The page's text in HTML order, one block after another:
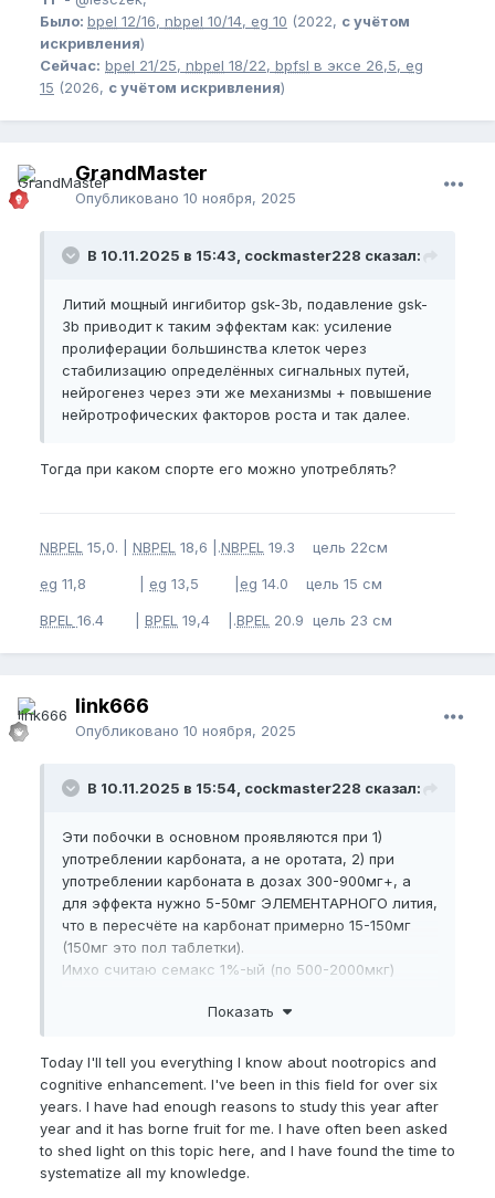
Было: bpel 12/16, nbpel 10/14, eg 10 (2022, с учётом
искривления)
Сейчас: bpel 21/25, nbpel 18/22, bpfsl в эксе 26,5, eg
15 (2026, с учётом искривления)
GrandMaster
Опубликовано 10 ноября, 2025
В 10.11.2025 в 15:43, cockmaster228 сказал:
Литий мощный ингибитор gsk-3b, подавление gsk-
3b приводит к таким эффектам как: усиление
пролиферации большинства клеток через
стабилизацию определённых сигнальных путей,
нейрогенез через эти же механизмы + повышение
нейротрофических факторов роста и так далее.
Тогда при каком спорте его можно употреблять?
NBPEL 15,0. | NBPEL 18,6 |.NBPEL 19.3 цель 22см
eg 11,8 | eg 13,5 | eg 14.0 цель 15 см
BPEL 16.4 | BPEL 19,4 |.BPEL 20.9 цель 23 см
link666
Опубликовано 10 ноября, 2025
В 10.11.2025 в 15:54, cockmaster228 сказал:
Эти побочки в основном проявляются при 1)
употреблении карбоната, а не оротата, 2) при
употреблении карбоната в дозах 300-900мг+, а
для эффекта нужно 5-50мг ЭЛЕМЕНТАРНОГО лития,
что в пересчёте на карбонат примерно 15-150мг
(150мг это пол таблетки).
Имхо считаю семакс 1%-ый (по 500-2000мкг)
за микродоз, а церебролизин больше на
я одно время читал что это типо самый мощный
ноотроп на память, но по факту углубившись в его
механизмы действия спустя 2 года после того как
узнал о нём, понял, что ноотропное действие у
него косвенное через ацх и дофамин, т.е. условно
какой-нибудь донепезил/ипидакрин/галантамин,
Показать
Today I'll tell you everything I know about nootropics and
cognitive enhancement. I've been in this field for over six
years. I have had enough reasons to study this year after
year and it has borne fruit for me. I have often been asked
to shed light on this topic here, and I have found the time to
systematize all my knowledge.